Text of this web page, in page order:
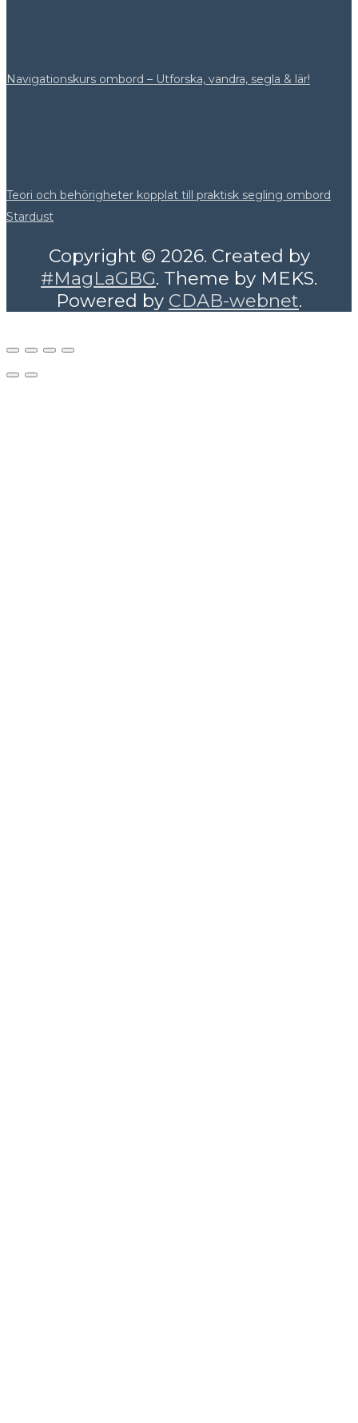
Navigationskurs ombord – Utforska, vandra, segla & lär!
Teori och behörigheter kopplat till praktisk segling ombord
Stardust
Copyright © 2026. Created by
#MagLaGBG. Theme by MEKS.
Powered by CDAB-webnet.